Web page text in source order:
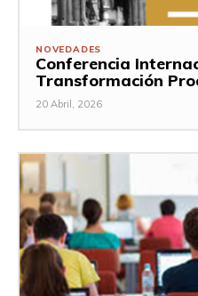
NOVEDADES
Conferencia
Transformación
20 Abril, 2026